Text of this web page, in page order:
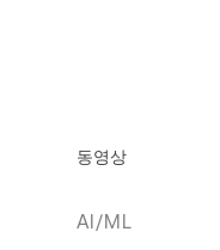
동영상
AI/ML